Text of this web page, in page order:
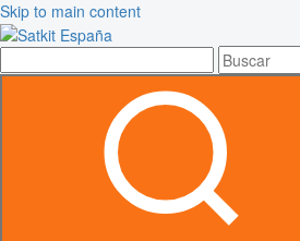
Skip to main content